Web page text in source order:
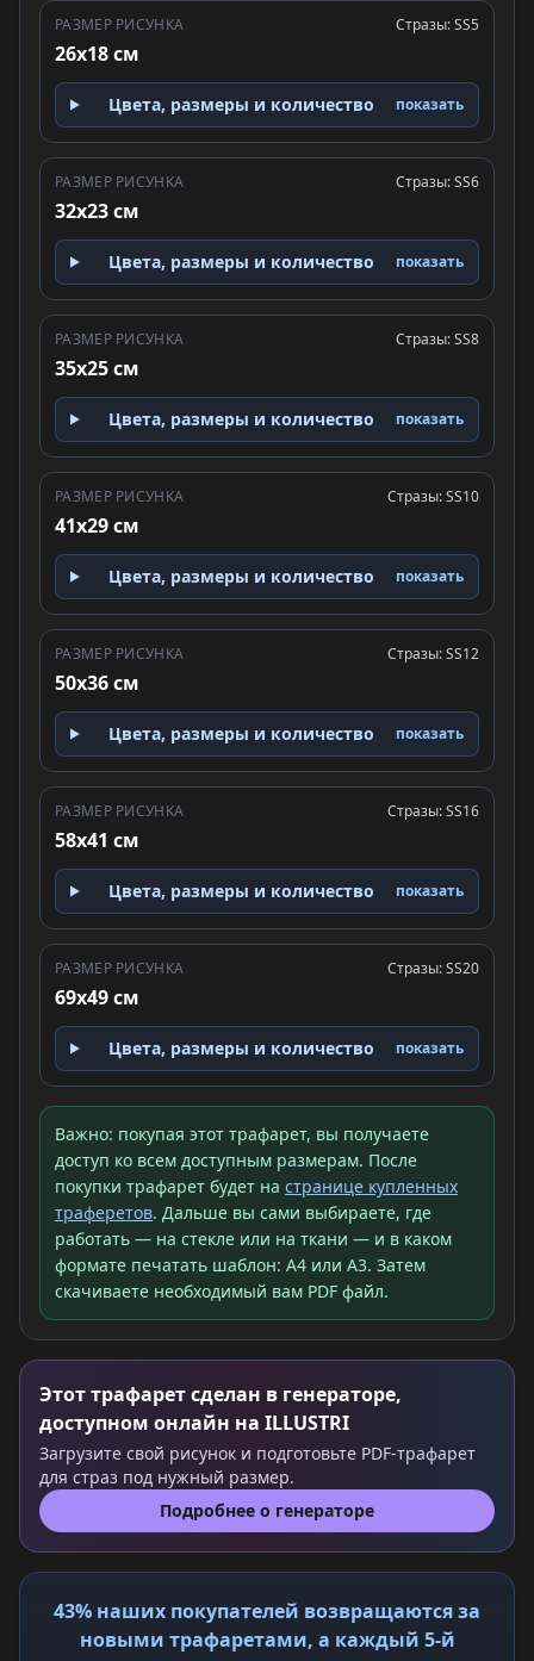
РАЗМЕР РИСУНКА
26x18 см
Стразы: SS5
Цвета, размеры и количество показать
РАЗМЕР РИСУНКА
32x23 см
Стразы: SS6
Цвета, размеры и количество показать
РАЗМЕР РИСУНКА
35x25 см
Стразы: SS8
Цвета, размеры и количество показать
РАЗМЕР РИСУНКА
41x29 см
Стразы: SS10
Цвета, размеры и количество показать
РАЗМЕР РИСУНКА
50x36 см
Стразы: SS12
Цвета, размеры и количество показать
РАЗМЕР РИСУНКА
58x41 см
Стразы: SS16
Цвета, размеры и количество показать
РАЗМЕР РИСУНКА
69x49 см
Стразы: SS20
Цвета, размеры и количество показать
Важно: покупая этот трафарет, вы получаете
доступ ко всем доступным размерам. После
покупки трафарет будет на странице купленных
траферетов. Дальше вы сами выбираете, где
работать — на стекле или на ткани — и в каком
формате печатать шаблон: A4 или A3. Затем
скачиваете необходимый вам PDF файл.
Этот трафарет сделан в генераторе,
доступном онлайн на ILLUSTRI
Загрузите свой рисунок и подготовьте PDF-трафарет
для страз под нужный размер.
Подробнее о генераторе
43% наших покупателей возвращаются за
новыми трафаретами, а каждый 5-й